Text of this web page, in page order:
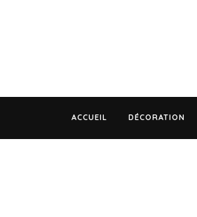
ACCUEIL DÉCORATION